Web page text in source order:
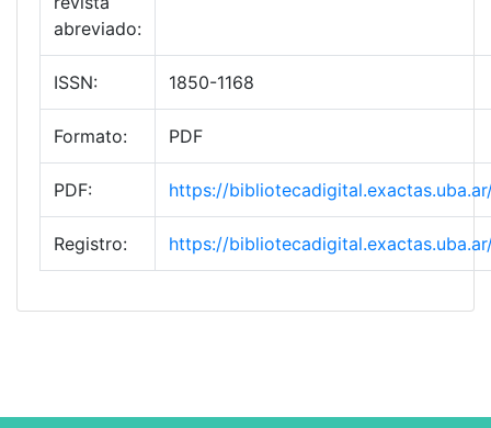
abreviado:
ISSN: 1850-1168
Formato: PDF
PDF: https://
Registro: https://